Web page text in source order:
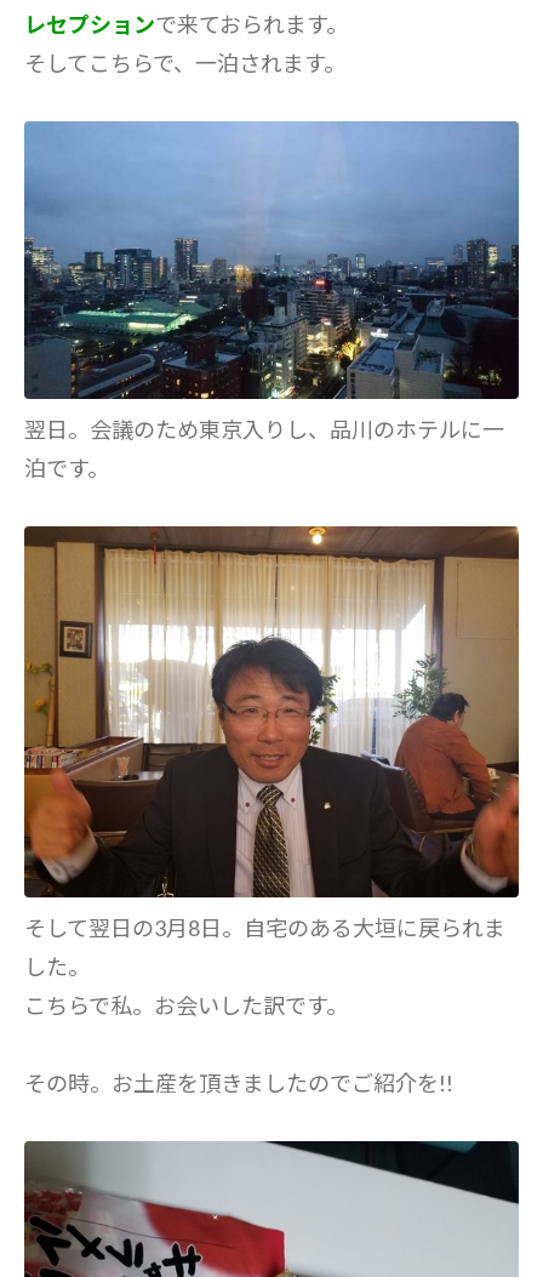
レセプションで来ておられます。
そしてこちらで、一泊されます。
翌日。会議のため東京入りし、品川のホテルに一
泊です。
そして翌日の3月8日。自宅のある大垣に戻られま
した。
こちらで私。お会いした訳です。
その時。お土産を頂きましたのでご紹介を!!